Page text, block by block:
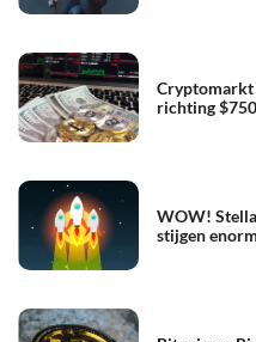
Cryptomarkt
richting
WOW!
stijgen enorm